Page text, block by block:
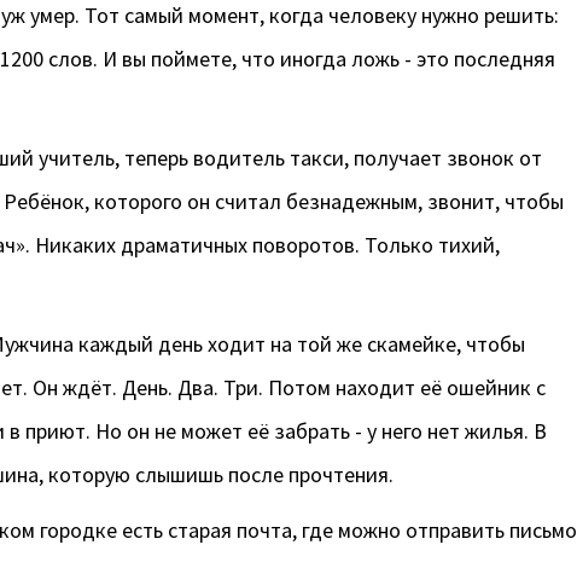
умер. Тот самый момент, когда человеку нужно решить:
слов. И вы поймете, что иногда ложь - это последняя
учитель, теперь водитель такси, получает звонок от
которого он считал безнадежным, звонит, чтобы
Никаких драматичных поворотов. Только тихий,
каждый день ходит на той же скамейке, чтобы
Он ждёт. День. Два. Три. Потом находит её ошейник с
приют. Но он не может её забрать - у него нет жилья. В
которую слышишь после прочтения.
городке есть старая почта, где можно отправить письмо